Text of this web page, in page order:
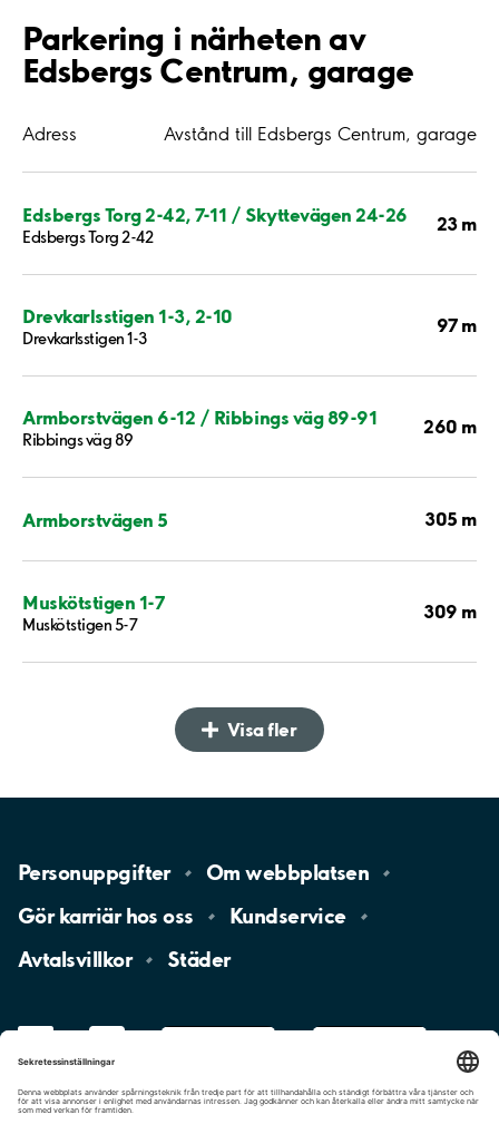
Parkering i närheten av
Edsbergs Centrum, garage
Adress Avstånd till Edsbergs Centrum, garage
Edsbergs Torg 2-42, 7-11 / Skyttevägen 24-26
Edsbergs Torg 2-42
23 m
Drevkarlsstigen 1-3, 2-10
Drevkarlsstigen 1-3
97 m
Armborstvägen 6-12 / Ribbings väg 89-91
Ribbings väg 89
260 m
Armborstvägen 5 305 m
Muskötstigen 1-7
Muskötstigen 5-7
309 m
Visa fler
Personuppgifter Omwebbplatsen
Gör karriär hososs
Kundservice
Avtalsvillkor
Städer